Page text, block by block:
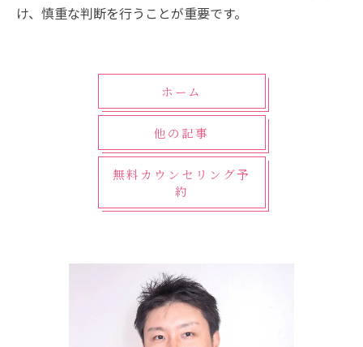
け、慎重な判断を行うことが重要です。
ホーム
他の記事
無料カウンセリング予
約